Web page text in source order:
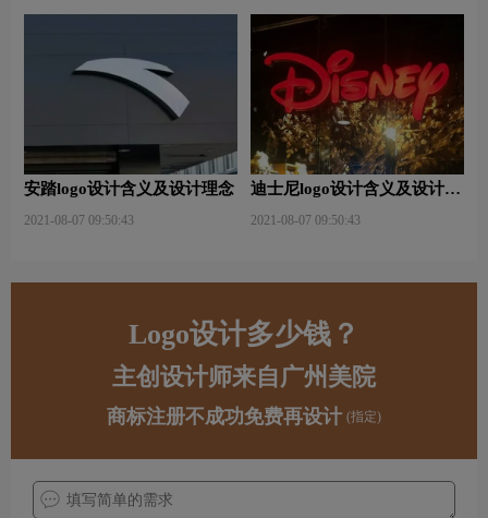
安踏logo设计含义及设计理念
2021-08-07 09:50:43
迪士尼logo设计含义及设计理
2021-08-07 09:50:43
Logo设计多少钱？
主创设计师来自广州美院
商标注册不成功免费再设计 (指定)